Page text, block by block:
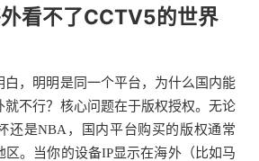
看不了CCTV5的世界
白，明明是同一个平台，为什么国内能
就不行？核心问题在于版权授权。无论
还是NBA，国内平台购买的版权通常
区。当你的设备IP显示在海外（比如马